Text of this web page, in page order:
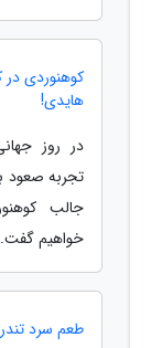
کوهنوردی در
هایدی!
در روز
تجربه صعود
جالب
خواهیم گفت.
طعم سرد